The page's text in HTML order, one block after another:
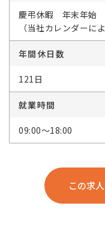
慶弔休暇 年末年始
（当社カレンダーによ
年間休日数
121日
就業時間
09:00～18:00
この求